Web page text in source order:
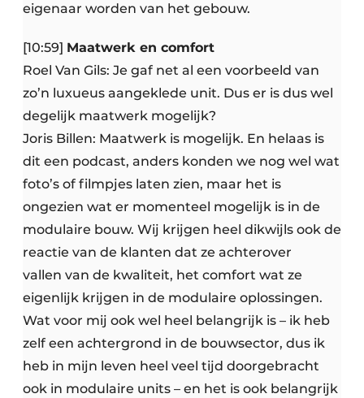
eigenaar worden van het gebouw.
[10:59] Maatwerk en comfort
Roel Van Gils: Je gaf net al een voorbeeld van
zo’n luxueus aangeklede unit. Dus er is dus wel
degelijk maatwerk mogelijk?
Joris Billen: Maatwerk is mogelijk. En helaas is
dit een podcast, anders konden we nog wel wat
foto’s of filmpjes laten zien, maar het is
ongezien wat er momenteel mogelijk is in de
modulaire bouw. Wij krijgen heel dikwijls ook de
reactie van de klanten dat ze achterover
vallen van de kwaliteit, het comfort wat ze
eigenlijk krijgen in de modulaire oplossingen.
Wat voor mij ook wel heel belangrijk is – ik heb
zelf een achtergrond in de bouwsector, dus ik
heb in mijn leven heel veel tijd doorgebracht
ook in modulaire units – en het is ook belangrijk